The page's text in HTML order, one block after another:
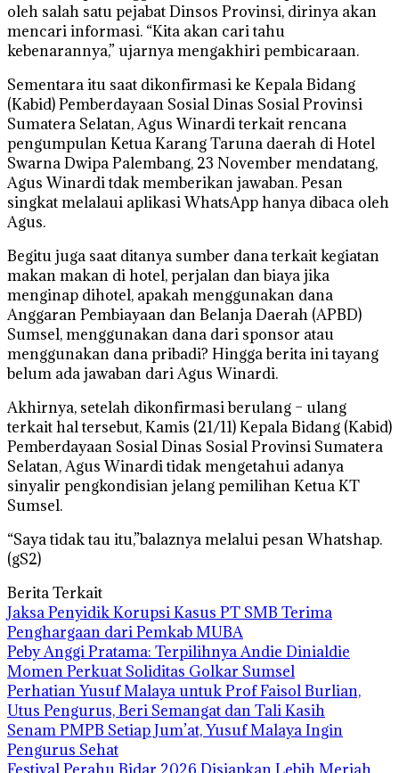
oleh salah satu pejabat Dinsos Provinsi, dirinya akan
mencari informasi. “Kita akan cari tahu
kebenarannya,” ujarnya mengakhiri pembicaraan.
Sementara itu saat dikonfirmasi ke Kepala Bidang
(Kabid) Pemberdayaan Sosial Dinas Sosial Provinsi
Sumatera Selatan, Agus Winardi terkait rencana
pengumpulan Ketua Karang Taruna daerah di Hotel
Swarna Dwipa Palembang, 23 November mendatang,
Agus Winardi tdak memberikan jawaban. Pesan
singkat melalaui aplikasi WhatsApp hanya dibaca oleh
Agus.
Begitu juga saat ditanya sumber dana terkait kegiatan
makan makan di hotel, perjalan dan biaya jika
menginap dihotel, apakah menggunakan dana
Anggaran Pembiayaan dan Belanja Daerah (APBD)
Sumsel, menggunakan dana dari sponsor atau
menggunakan dana pribadi? Hingga berita ini tayang
belum ada jawaban dari Agus Winardi.
Akhirnya, setelah dikonfirmasi berulang – ulang
terkait hal tersebut, Kamis (21/11) Kepala Bidang (Kabid)
Pemberdayaan Sosial Dinas Sosial Provinsi Sumatera
Selatan, Agus Winardi tidak mengetahui adanya
sinyalir pengkondisian jelang pemilihan Ketua KT
Sumsel.
“Saya tidak tau itu,”balaznya melalui pesan Whatshap.
(gS2)
Berita Terkait
Jaksa Penyidik Korupsi Kasus PT SMB Terima
Penghargaan dari Pemkab MUBA
Peby Anggi Pratama: Terpilihnya Andie Dinialdie
Momen Perkuat Soliditas Golkar Sumsel
Perhatian Yusuf Malaya untuk Prof Faisol Burlian,
Utus Pengurus, Beri Semangat dan Tali Kasih
Senam PMPB Setiap Jum’at, Yusuf Malaya Ingin
Pengurus Sehat